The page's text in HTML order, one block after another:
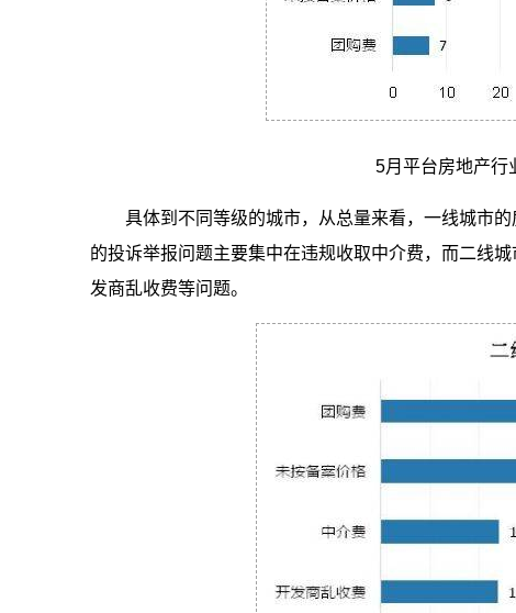
5月平台房地产行
具体到不同等级的城市，从总量来看，一线城市
的投诉举报问题主要集中在违规收取中介费，而二线
发商乱收费等问题。